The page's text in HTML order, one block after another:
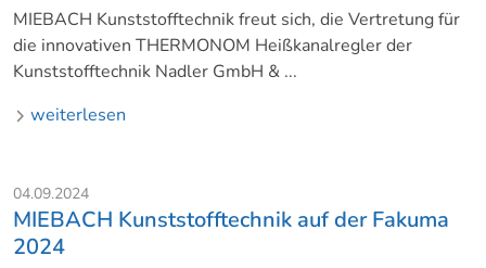
MIEBACH Kunststofftechnik freut sich, die Vertretung für
die innovativen THERMONOM Heißkanalregler der
Kunststofftechnik Nadler GmbH & ...
weiterlesen
04.09.2024
MIEBACH Kunststofftechnik auf der Fakuma
2024